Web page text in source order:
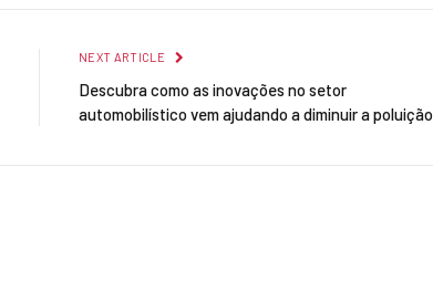
NEXT ARTICLE
Descubra como as inovações no setor
automobilístico vem ajudando a diminuir a poluição